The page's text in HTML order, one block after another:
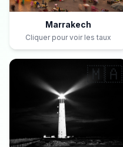
Marrakech
Cliquer pour voir les taux
🇲🇦